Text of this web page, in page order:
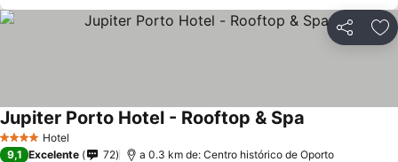
Compartir
4 EstrellasHotel
Jupiter Porto Hotel - Rooftop & Spa
9,1 Excelente 72 a 0.3 km de: Centro histórico de Oporto